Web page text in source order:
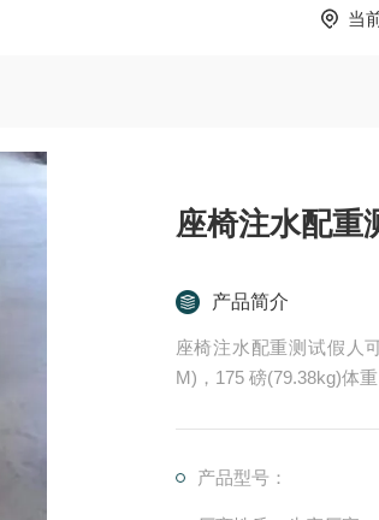
当
座椅注水配重
产品简介
座椅注水配重测试假人
M)，175 磅(79.38kg)体
产品型号：